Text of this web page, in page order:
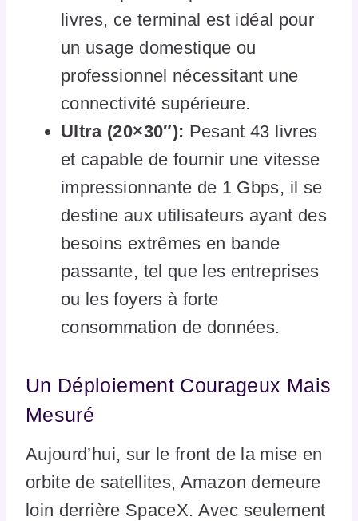
livres, ce terminal est idéal pour
un usage domestique ou
professionnel nécessitant une
connectivité supérieure.
Ultra (20×30″): Pesant 43 livres
et capable de fournir une vitesse
impressionnante de 1 Gbps, il se
destine aux utilisateurs ayant des
besoins extrêmes en bande
passante, tel que les entreprises
ou les foyers à forte
consommation de données.
Un Déploiement Courageux Mais
Mesuré
Aujourd’hui, sur le front de la mise en
orbite de satellites, Amazon demeure
loin derrière SpaceX. Avec seulement